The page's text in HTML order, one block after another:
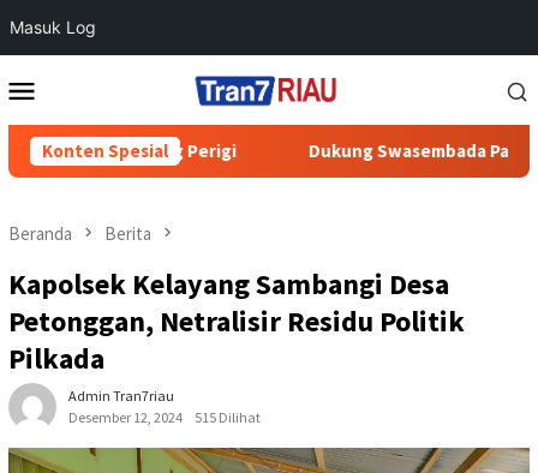
Masuk Log
ke
Mobile
Konten Spesial
di Talang Perigi Dukung Swasembada Pangan, Polres
Beranda Berita
Kapolsek Kelayang Sambangi Desa
Petonggan, Netralisir Residu Politik
Pilkada
Admin Tran7riau
Desember 12, 2024
515 Dilihat